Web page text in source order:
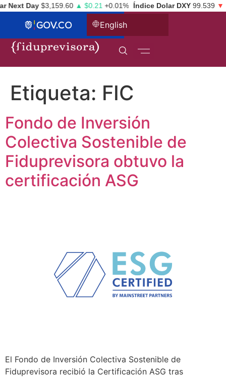
Next Day $3,159.60 ▲ $0.21+0.01% Índice Dolar DXY 99.539 ▼ -
English
Etiqueta: FIC
Fondo de Inversión
Colectiva Sostenible de
Fiduprevisora obtuvo la
certificación ASG
El Fondo de Inversión Colectiva Sostenible de
Fiduprevisora recibió la Certificación ASG tras